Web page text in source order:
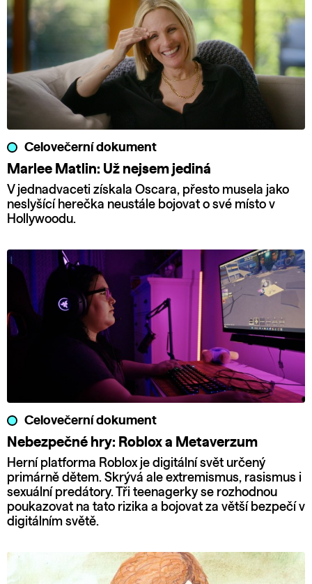
Celovečerní dokument
Marlee Matlin: Už nejsem jediná
V jednadvaceti získala Oscara, přesto musela jako
neslyšící herečka neustále bojovat o své místo v
Hollywoodu.
Celovečerní dokument
Nebezpečné hry: Roblox a Metaverzum
Herní platforma Roblox je digitální svět určený
primárně dětem. Skrývá ale extremismus, rasismus i
sexuální predátory. Tři teenagerky se rozhodnou
poukazovat na tato rizika a bojovat za větší bezpečí v
digitálním světě.